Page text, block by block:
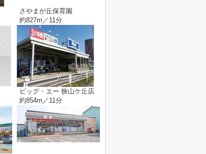
さやまが丘保育園
約827m／11分
ビッグ・エー 狭山ケ丘店
約854m／11分